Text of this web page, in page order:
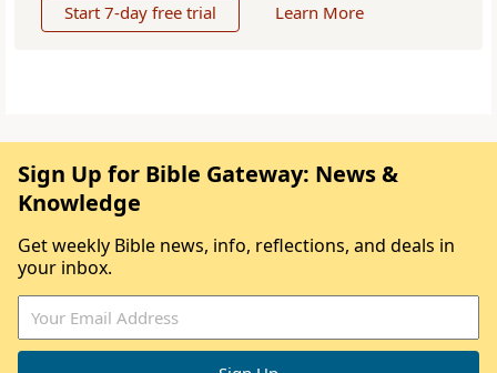
Start 7-day free trial Learn More
Sign Up for Bible Gateway: News &
Knowledge
Get weekly Bible news, info, reflections, and deals in
your inbox.